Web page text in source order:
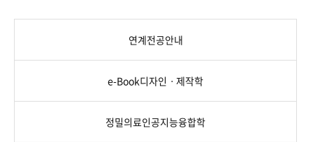
연계전공안내
e-Book디자인ㆍ제작학
정밀의료인공지능융합학